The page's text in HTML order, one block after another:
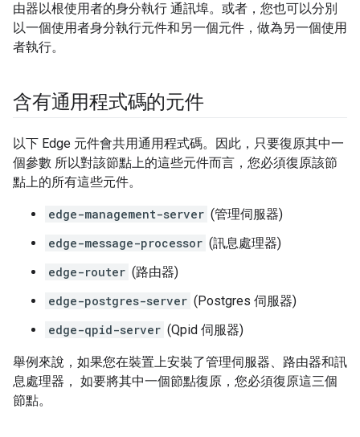
由器以根使用者的身分執行 通訊埠。或者，您也可以分別
以一個使用者身分執行元件和另一個元件，做為另一個使用
者執行。
含有通用程式碼的元件
以下 Edge 元件會共用通用程式碼。因此，只要復原其中一
個參數 所以對該節點上的這些元件而言，您必須復原該節
點上的所有這些元件。
edge-management-server (管理伺服器)
edge-message-processor (訊息處理器)
edge-router (路由器)
edge-postgres-server (Postgres 伺服器)
edge-qpid-server (Qpid 伺服器)
舉例來說，如果您在裝置上安裝了管理伺服器、路由器和訊
息處理器， 如要將其中一個節點復原，您必須復原這三個
節點。